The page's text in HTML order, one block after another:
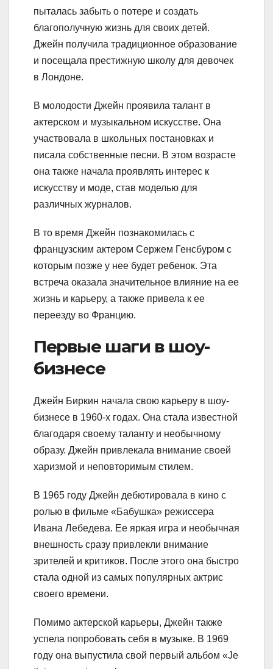
пыталась забыть о потере и создать
благополучную жизнь для своих детей.
Джейн получила традиционное образование
и посещала престижную школу для девочек
в Лондоне.
В молодости Джейн проявила талант в
актерском и музыкальном искусстве. Она
участвовала в школьных постановках и
писала собственные песни. В этом возрасте
она также начала проявлять интерес к
искусству и моде, став моделью для
различных журналов.
В то время Джейн познакомилась с
французским актером Сержем Генсбуром с
которым позже у нее будет ребенок. Эта
встреча оказала значительное влияние на ее
жизнь и карьеру, а также привела к ее
переезду во Францию.
Первые шаги в шоу-
бизнесе
Джейн Биркин начала свою карьеру в шоу-
бизнесе в 1960-х годах. Она стала известной
благодаря своему таланту и необычному
образу. Джейн привлекала внимание своей
харизмой и неповторимым стилем.
В 1965 году Джейн дебютировала в кино с
ролью в фильме «Бабушка» режиссера
Ивана Лебедева. Ее яркая игра и необычная
внешность сразу привлекли внимание
зрителей и критиков. После этого она быстро
стала одной из самых популярных актрис
своего времени.
Помимо актерской карьеры, Джейн также
успела попробовать себя в музыке. В 1969
году она выпустила свой первый альбом «Je